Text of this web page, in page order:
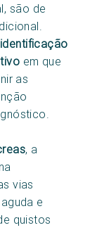
são de
em que
as
, a
vias
e
quistos